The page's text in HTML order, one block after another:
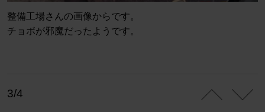
整備工場さんの画像からです。
チョボが邪魔だったようです。
3/4